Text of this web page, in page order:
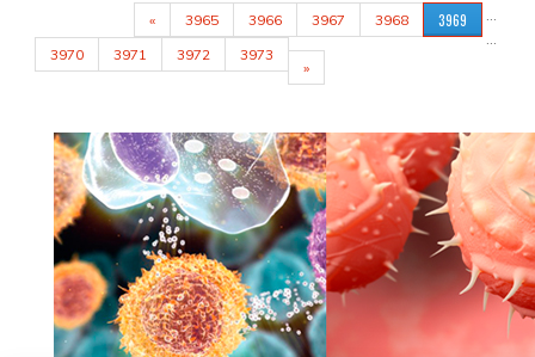
« …
3965 3966 3967 3968 3969
3970 3971 3972 3973
…
»